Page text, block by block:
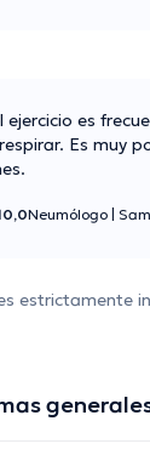
es
Es muy
Neumólogo
estrictamente